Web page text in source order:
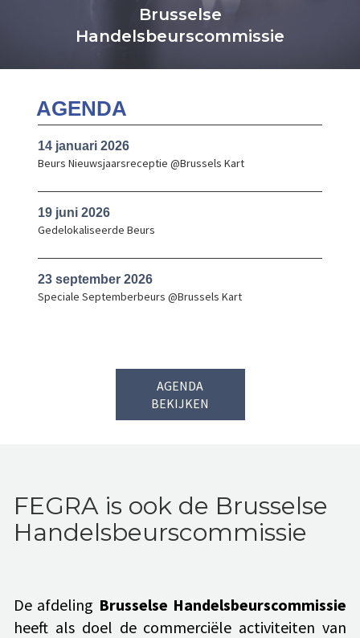
Brusselse
Handelsbeurscommissie
AGENDA
14 januari 2026
Beurs Nieuwsjaarsreceptie @Brussels Kart
19 juni 2026
Gedelokaliseerde Beurs
23 september 2026
Speciale Septemberbeurs @Brussels Kart
AGENDA
BEKIJKEN
FEGRA is ook de Brusselse
Handelsbeurscommissie
De afdeling Brusselse Handelsbeurscommissie
heeft als doel de commerciële activiteiten van